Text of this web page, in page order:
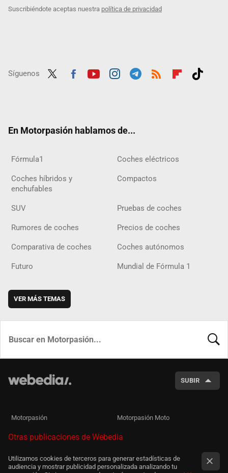
Suscribiéndote aceptas nuestra política de privacidad
Síguenos
En Motorpasión hablamos de...
Fórmula1 Coches eléctricos
Coches híbridos y
enchufables
Compactos
SUV Pruebas de coches
Rumores de coches Precios de coches
Comparativa de coches Coches autónomos
Futuro Mundial de Fórmula 1
VER MÁS TEMAS
SUBIR
Motorpasión Motorpasión Moto
Otras publicaciones de Webedia
Utilizamos cookies de terceros para generar estadísticas de
audiencia y mostrar publicidad personalizada analizando tu